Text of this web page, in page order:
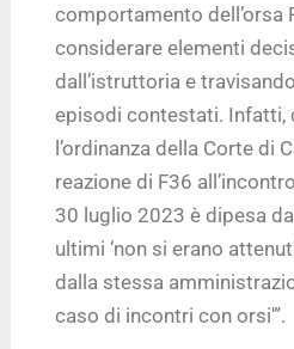
comportamento dell’orsa
considerare elementi
dall’istruttoria e
episodi contestati. Infatti,
l’ordinanza della Corte di
reazione di F36
30 luglio 2023 è dipesa
ultimi ‘non si erano
dalla stessa
caso di incontri con orsi'”.